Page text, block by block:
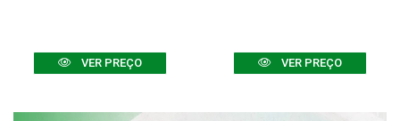
VER PREÇO VER PREÇO